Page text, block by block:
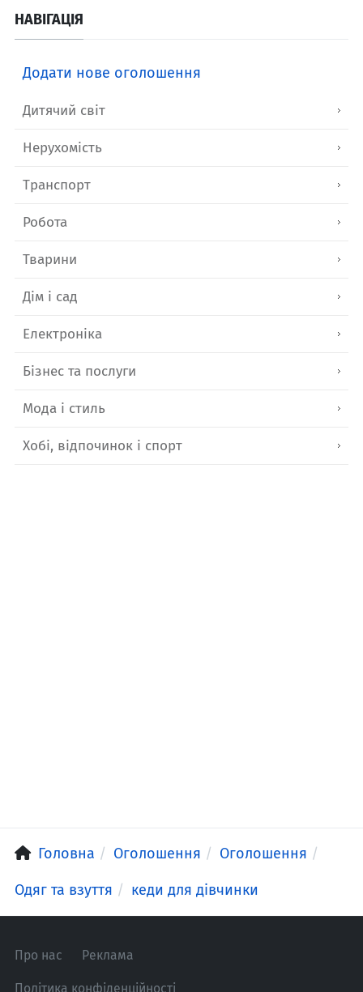
НАВІГАЦІЯ
Додати нове оголошення
Дитячий світ
Нерухомість
Транспорт
Робота
Тварини
Дім і сад
Електроніка
Бізнес та послуги
Мода і стиль
Хобі, відпочинок і спорт
Головна Оголошення Оголошення
Одяг та взуття кеди для дівчинки
Про нас Реклама
Політика конфіденційності